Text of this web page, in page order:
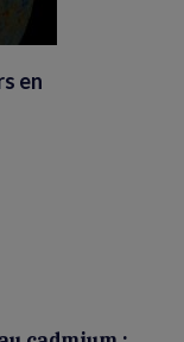
en